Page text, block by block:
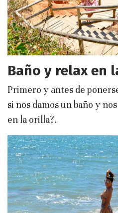
Baño y relax en
Primero y antes de
si nos damos un baño y
en la orilla?.